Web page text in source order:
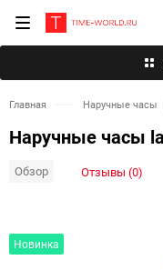
Главная Наручные часы
Наручные часы
Обзор Отзывы (0)
Новинка